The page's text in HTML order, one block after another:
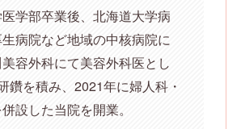
学部卒業後、北海道大学病
病院など地域の中核病院に
容外科にて美容外科医とし
鑽を積み、2021年に婦人科・
設した当院を開業。